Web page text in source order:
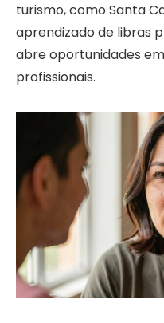
turismo, como Santa
aprendizado de libras
abre oportunidades
profissionais.